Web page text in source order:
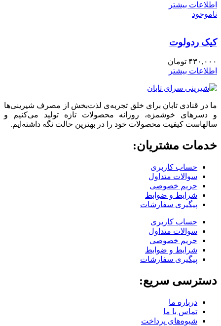
اطلاعات بیشتر
ناموجود
کیک ردولوت
۴۳۰,۰۰۰ تومان
اطلاعات بیشتر
ما در قنادی تابان برای خلق تجربه‌ی لذت‌بخش از مصرف شیرینی‌ها
و دسرهای خوشمزه، روزانه محصولات تازه تولید می‌کنیم و
سالهاست کیفیت محصولات خود را در بهترین حالت نگه داشته‌ایم.
خدمات مشتریان:
حساب کاربری
سوالات متداول
حریم خصوصی
شرایط و ضوابط
پیگیری سفارشات
حساب کاربری
سوالات متداول
حریم خصوصی
شرایط و ضوابط
پیگیری سفارشات
دسترسی سریع:
درباره ما
تماس با ما
شیوه‌های پرداخت